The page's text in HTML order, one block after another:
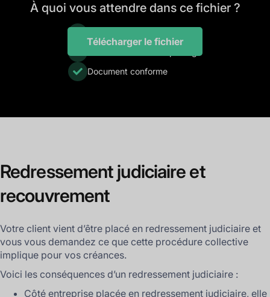
Télécharger le fichier
À quoi vous attendre dans ce fichier ?
Document conforme
Redressement judiciaire et
recouvrement
Votre client vient d’être placé en redressement judiciaire et
vous vous demandez ce que cette procédure collective
implique pour vos créances.
Voici les conséquences d’un redressement judiciaire :
Côté entreprise placée en redressement judiciaire, elle